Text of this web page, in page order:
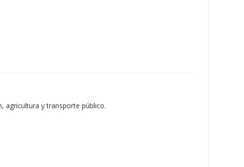
agricultura y transporte público.